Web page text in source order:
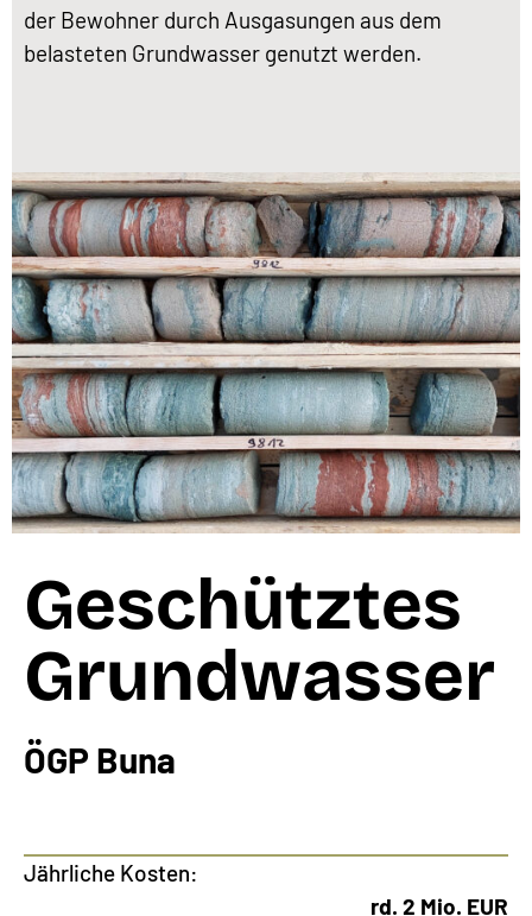
der Bewohner durch Ausgasungen aus dem
belasteten Grundwasser genutzt werden.
Geschütztes
Grundwasser
ÖGP Buna
Jährliche Kosten:
rd. 2 Mio. EUR